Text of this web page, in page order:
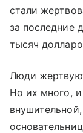
стали
за последние
тысяч
Люди
Но их много,